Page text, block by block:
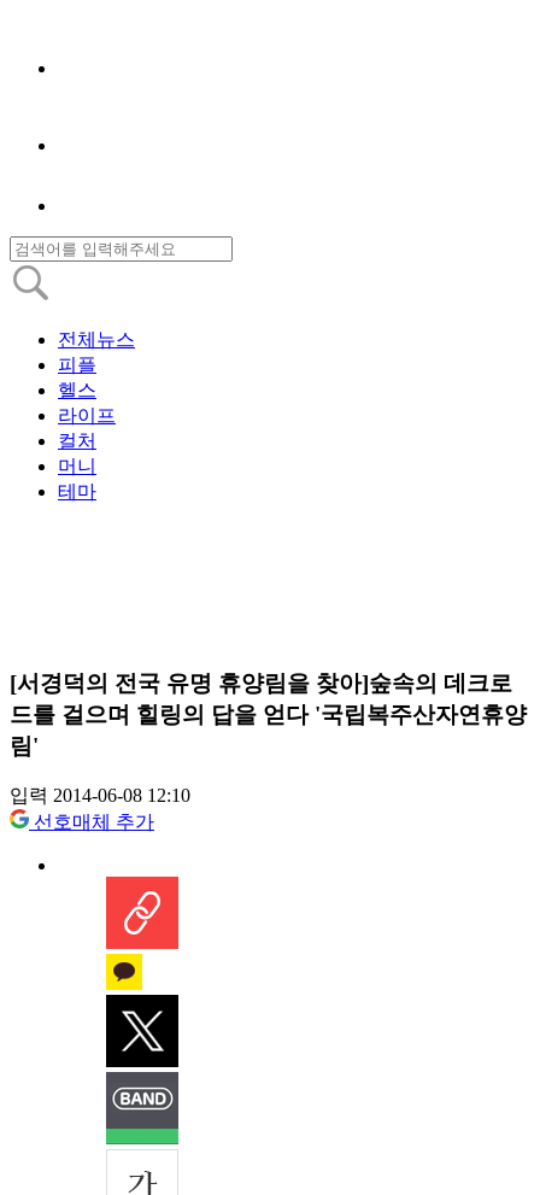
전체뉴스
피플
헬스
라이프
컬처
머니
테마
[서경덕의 전국 유명 휴양림을 찾아]숲속의 데크로
드를 걸으며 힐링의 답을 얻다 '국립복주산자연휴양
림'
입력 2014-06-08 12:10
선호매체 추가